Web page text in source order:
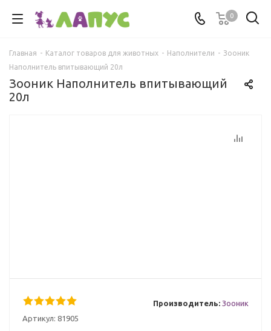
0
Главная - Каталог товаров для животных - Наполнители - Зооник
Наполнитель впитывающий 20л
Зооник Наполнитель впитывающий
20л
Артикул: 81905
Производитель: Зооник